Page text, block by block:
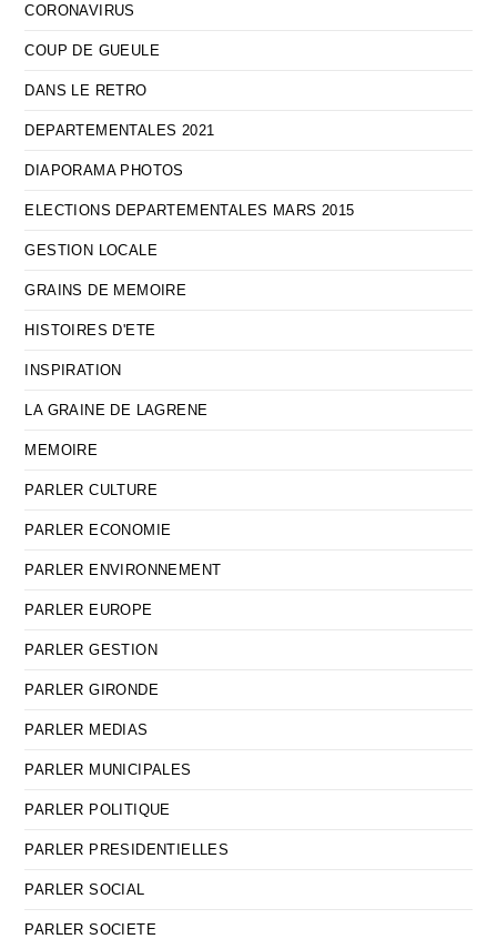
CORONAVIRUS
COUP DE GUEULE
DANS LE RETRO
DEPARTEMENTALES 2021
DIAPORAMA PHOTOS
ELECTIONS DEPARTEMENTALES MARS 2015
GESTION LOCALE
GRAINS DE MEMOIRE
HISTOIRES D'ETE
INSPIRATION
LA GRAINE DE LAGRENE
MEMOIRE
PARLER CULTURE
PARLER ECONOMIE
PARLER ENVIRONNEMENT
PARLER EUROPE
PARLER GESTION
PARLER GIRONDE
PARLER MEDIAS
PARLER MUNICIPALES
PARLER POLITIQUE
PARLER PRESIDENTIELLES
PARLER SOCIAL
PARLER SOCIETE